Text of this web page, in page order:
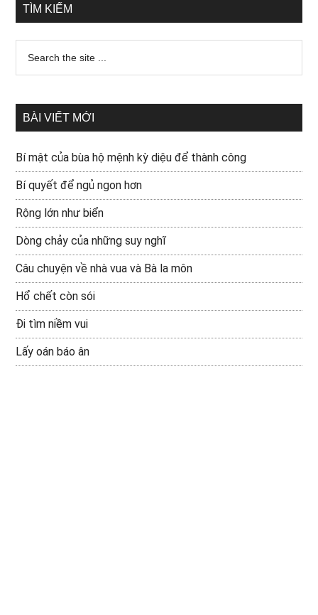
TÌM KIẾM
BÀI VIẾT MỚI
Bí mật của bùa hộ mệnh kỳ diệu để thành công
Bí quyết để ngủ ngon hơn
Rộng lớn như biển
Dòng chảy của những suy nghĩ
Câu chuyện về nhà vua và Bà la môn
Hổ chết còn sói
Đi tìm niềm vui
Lấy oán báo ân